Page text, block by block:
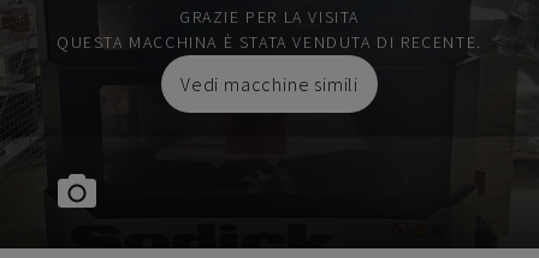
GRAZIE PER LA VISITA
QUESTA MACCHINA È STATA VENDUTA DI RECENTE.
Vedi macchine simili